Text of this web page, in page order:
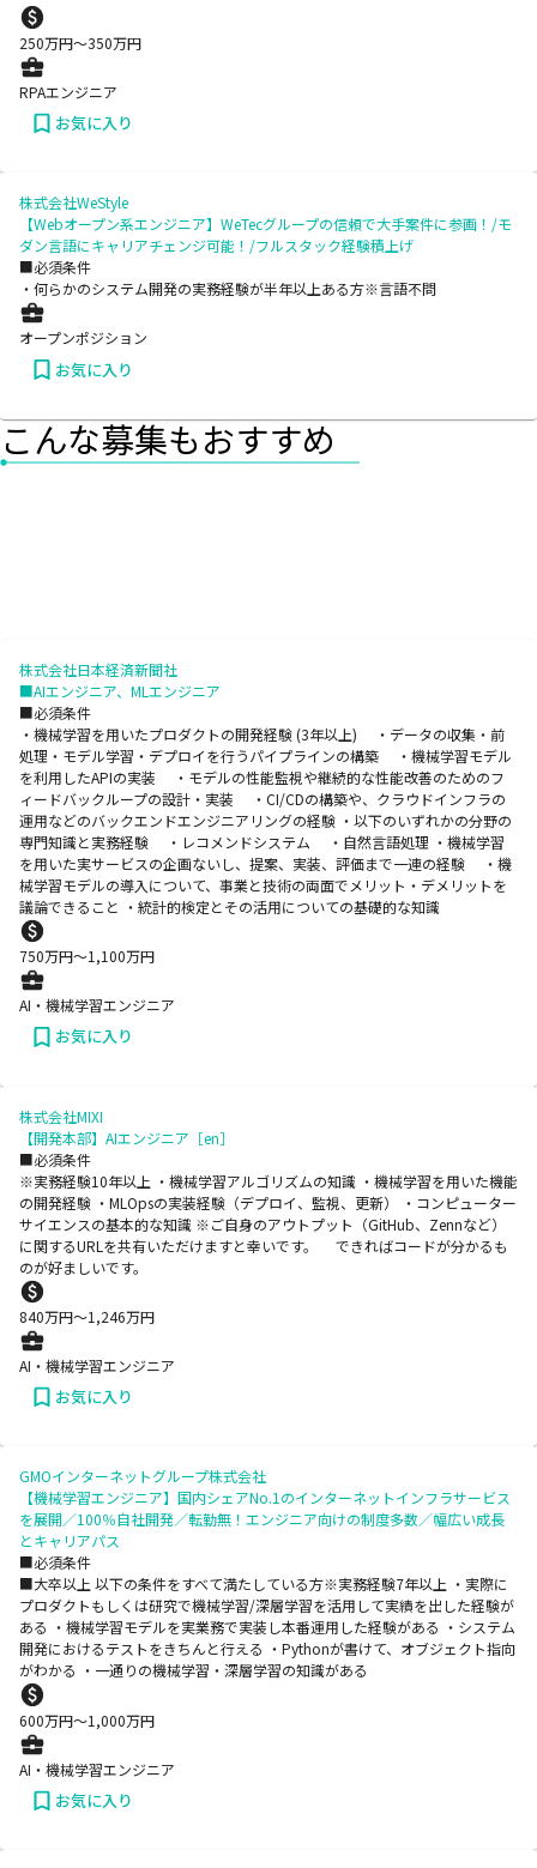
250万円〜350万円
RPAエンジニア
お気に入り
株式会社WeStyle
【Webオープン系エンジニア】WeTecグループの信頼で大手案件に参画！/モ
ダン言語にキャリアチェンジ可能！/フルスタック経験積上げ
■必須条件
・何らかのシステム開発の実務経験が半年以上ある方※言語不問
オープンポジション
お気に入り
こんな募集もおすすめ
株式会社日本経済新聞社
■AIエンジニア、MLエンジニア
■必須条件
・機械学習を用いたプロダクトの開発経験 (3年以上) ・データの収集・前
処理・モデル学習・デプロイを行うパイプラインの構築 ・機械学習モデル
を利用したAPIの実装 ・モデルの性能監視や継続的な性能改善のためのフ
ィードバックループの設計・実装 ・CI/CDの構築や、クラウドインフラの
運用などのバックエンドエンジニアリングの経験 ・以下のいずれかの分野の
専門知識と実務経験 ・レコメンドシステム ・自然言語処理 ・機械学習
を用いた実サービスの企画ないし、提案、実装、評価まで一連の経験 ・機
械学習モデルの導入について、事業と技術の両面でメリット・デメリットを
議論できること ・統計的検定とその活用についての基礎的な知識
750万円〜1,100万円
AI・機械学習エンジニア
お気に入り
株式会社MIXI
【開発本部】AIエンジニア［en］
■必須条件
※実務経験10年以上 ・機械学習アルゴリズムの知識 ・機械学習を用いた機能
の開発経験 ・MLOpsの実装経験（デプロイ、監視、更新） ・コンピューター
サイエンスの基本的な知識 ※ご自身のアウトプット（GitHub、Zennなど）
に関するURLを共有いただけますと幸いです。 できればコードが分かるも
のが好ましいです。
840万円〜1,246万円
AI・機械学習エンジニア
お気に入り
GMOインターネットグループ株式会社
【機械学習エンジニア】国内シェアNo.1のインターネットインフラサービス
を展開／100％自社開発／転勤無！エンジニア向けの制度多数／幅広い成長
とキャリアパス
■必須条件
■大卒以上 以下の条件をすべて満たしている方※実務経験7年以上 ・実際に
プロダクトもしくは研究で機械学習/深層学習を活用して実績を出した経験が
ある ・機械学習モデルを実業務で実装し本番運用した経験がある ・システム
開発におけるテストをきちんと行える ・Pythonが書けて、オブジェクト指向
がわかる ・一通りの機械学習・深層学習の知識がある
600万円〜1,000万円
AI・機械学習エンジニア
お気に入り